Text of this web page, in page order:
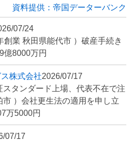
資料提供：帝国データーバンク
07/24
創業 秋田県能代市 ）破産手続き
億8000万円
株式会社2026/07/17
スタンダード上場、代表不在で注
市 ）会社更生法の適用を申し立
万5000円
07/17